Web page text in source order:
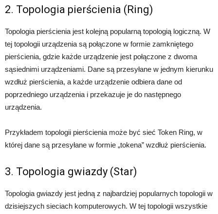
2. Topologia pierścienia (Ring)
Topologia pierścienia jest kolejną popularną topologią logiczną. W
tej topologii urządzenia są połączone w formie zamkniętego
pierścienia, gdzie każde urządzenie jest połączone z dwoma
sąsiednimi urządzeniami. Dane są przesyłane w jednym kierunku
wzdłuż pierścienia, a każde urządzenie odbiera dane od
poprzedniego urządzenia i przekazuje je do następnego
urządzenia.
Przykładem topologii pierścienia może być sieć Token Ring, w
której dane są przesyłane w formie „tokena” wzdłuż pierścienia.
3. Topologia gwiazdy (Star)
Topologia gwiazdy jest jedną z najbardziej popularnych topologii w
dzisiejszych sieciach komputerowych. W tej topologii wszystkie